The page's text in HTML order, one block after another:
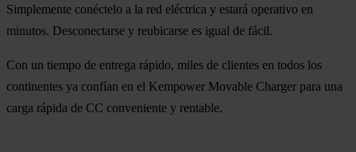
Simplemente conéctelo a la red eléctrica y estará operativo en
minutos. Desconectarse y reubicarse es igual de fácil.
Con un tiempo de entrega rápido, miles de clientes en todos los
continentes ya confían en el Kempower Movable Charger para una
carga rápida de CC conveniente y rentable.